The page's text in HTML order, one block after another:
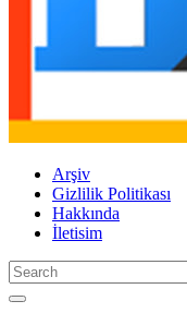
Arşiv
Gizlilik Politikası
Hakkında
İletisim